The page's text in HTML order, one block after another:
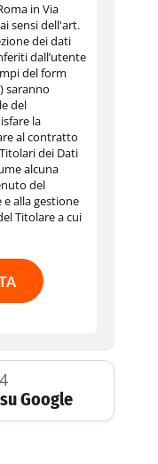
in Via
sensi dell'art.
dei dati
dall’utente
del form
saranno
del
la
al contratto
dei Dati
alcuna
del
alla gestione
Titolare a cui
Google